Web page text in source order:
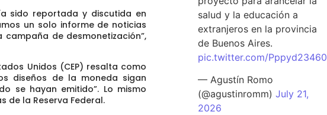
sido reportada y discutida en
un solo informe de noticias
de desmonetización”,
Unidos (CEP) resalta como
diseños de la moneda sigan
se hayan emitido”. Lo mismo
de la Reserva Federal.
salud y la educación a
extranjeros en la provincia
de Buenos Aires.
pic.twitter.com/Pppyd23460
— Agustín Romo
(@agustinromm)July 21,
2026